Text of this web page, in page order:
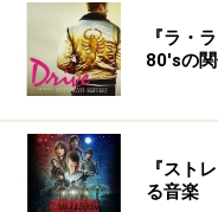
ちょっと茶髪の背の
方が、Lissa（りさ）
エキスプレス・ガー
っと相似形。参考物
『ラ・
80'sの
『スト
る音楽